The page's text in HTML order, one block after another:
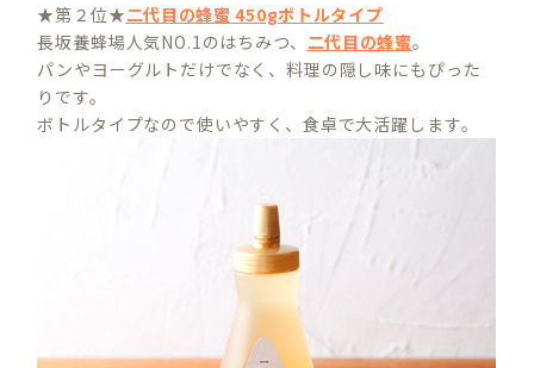
★第２位★二代目の蜂蜜 450gボトルタイプ
長坂養蜂場人気NO.1のはちみつ、 二代目の蜂蜜。
パンやヨーグルトだけでなく、料理の隠し味にもぴった
りです。
ボトルタイプなので使いやすく、食卓で大活躍します。